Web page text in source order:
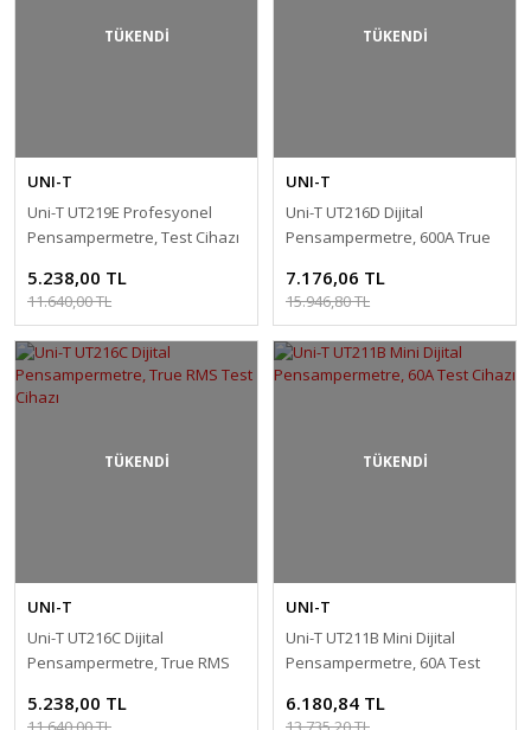
TÜKENDİ
UNI-T
Uni-T UT219E Profesyonel
Pensampermetre, Test Cihazı
5.238,00 TL
11.640,00 TL
TÜKENDİ
UNI-T
Uni-T UT216D Dijital
Pensampermetre, 600A True
7.176,06 TL
15.946,80 TL
TÜKENDİ
UNI-T
Uni-T UT216C Dijital
Pensampermetre, True RMS
5.238,00 TL
TÜKENDİ
UNI-T
Uni-T UT211B Mini Dijital
Pensampermetre, 60A Test
6.180,84 TL